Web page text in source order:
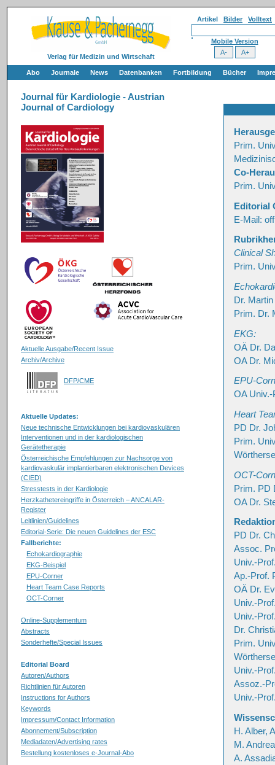
Verlag für Medizin und Wirtschaft
Artikel Bilder Volltext
Mobile Version
Abo Journale News Datenbanken Fortbildung Bücher
Journal für Kardiologie - Austrian
Journal of Cardiology
Aktuelle Ausgabe/Recent Issue
Archiv/Archive
DFP/CME
Aktuelle Updates:
Neue technische Entwicklungen bei kardiovaskulären
Interventionen und in der kardiologischen
Gerätetherapie
Österreichische Empfehlungen zur Nachsorge von
kardiovaskulär implantierbaren elektronischen Devices
(CIED)
Stresstests in der Kardiologie
Herzkathetereingriffe in Österreich – ANCALAR-
Register
Leitlinien/Guidelines
Editorial-Serie: Die neuen Guidelines der ESC
Fallberichte:
Echokardiographie
EKG-Beispiel
EPU-Corner
Heart Team Case Reports
OCT-Corner
Online-Supplementum
Abstracts
Sonderhefte/Special Issues
Editorial Board
Autoren/Authors
Richtlinien für Autoren
Instructions for Authors
Keywords
Impressum/Contact Information
Abonnement/Subscription
Mediadaten/Advertising rates
Bestellung kostenloses e-Journal-Abo
Prim.
Co-
Prim.
Editorial
E-Mail:
Clinical
Prim.
Dr.
Prim. Dr.
EKG:
OÄ Dr.
OA Dr.
EPU-
OA
Heart
PD Dr.
Prim.
OCT-
Prim. PD
OA Dr.
PD Dr.
Assoc.
Univ.-
Ap.-Prof.
OÄ Dr.
Univ.-
Univ.-
Dr.
Prim.
Univ.-
Assoz.-
Univ.-
H. Alber, A
M.
A.